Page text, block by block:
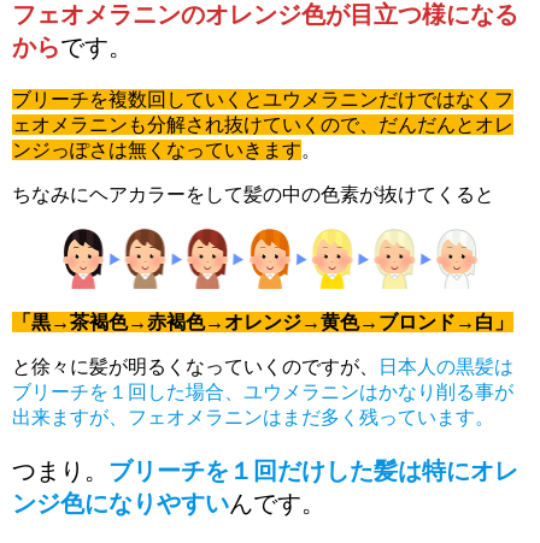
フェオメラニンのオレンジ色が目立つ様になる
からです。
ブリーチを複数回していくとユウメラニンだけではなくフ
ェオメラニンも分解され抜けていくので、だんだんとオレ
ンジっぽさは無くなっていきます。
ちなみにヘアカラーをして髪の中の色素が抜けてくると
「黒→茶褐色→赤褐色→オレンジ→黄色→ブロンド→白」
と徐々に髪が明るくなっていくのですが、
日本人の黒髪は
ブリーチを１回した場合、ユウメラニンはかなり削る事が
出来ますが、フェオメラニンはまだ多く残っています。
つまり。 ブリーチを１回だけした髪は特にオレ
ンジ色になりやすいんです。